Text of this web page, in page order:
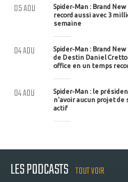
Spider-Man : Brand
record aussi avec 3
semaine
05 AOU
Spider-Man : Brand
de Destin Daniel
office en un temps
04 AOU
Spider-Man : le
n'avoir aucun projet de
actif
04 AOU
LES PODCASTS TOUT VOIR